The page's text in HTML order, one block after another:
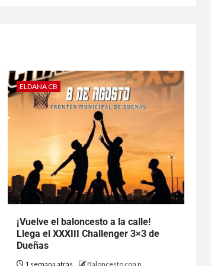
ELDANA CB
¡Vuelve el baloncesto a la calle!
Llega el XXXIII Challenger 3×3 de
Dueñas
1 semana atrás Baloncesto con p